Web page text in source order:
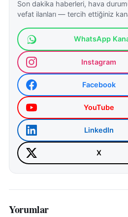
Son dakika haberleri, hava
vefat ilanları — tercih ettiğiniz
WhatsApp
Instagram
Facebook
YouTube
LinkedIn
X
Yorumlar